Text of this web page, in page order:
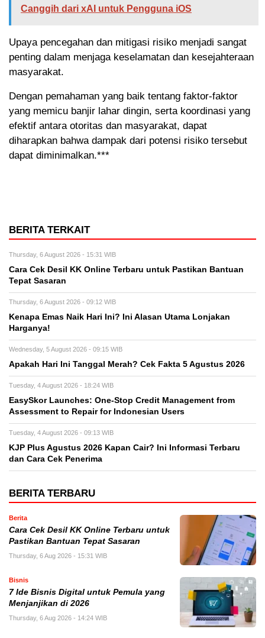
Canggih dari xAI untuk Pengguna iOS
Upaya pencegahan dan mitigasi risiko menjadi sangat
penting dalam menjaga keselamatan dan kesejahteraan
masyarakat.
Dengan pemahaman yang baik tentang faktor-faktor
yang memicu banjir lahar dingin, serta koordinasi yang
efektif antara otoritas dan masyarakat, dapat
diharapkan bahwa dampak dari potensi risiko tersebut
dapat diminimalkan.***
BERITA TERKAIT
Thursday, 6 August 2026 - 15:31 WIB
Cara Cek Desil KK Online Terbaru untuk Pastikan Bantuan
Tepat Sasaran
Thursday, 6 August 2026 - 09:12 WIB
Kenapa Emas Naik Hari Ini? Ini Alasan Utama Lonjakan
Harganya!
Wednesday, 5 August 2026 - 09:15 WIB
Apakah Hari Ini Tanggal Merah? Cek Fakta 5 Agustus 2026
Tuesday, 4 August 2026 - 18:24 WIB
EasySkor Launches: One-Stop Credit Management from
Assessment to Repair for Indonesian Users
Tuesday, 4 August 2026 - 09:13 WIB
KJP Plus Agustus 2026 Kapan Cair? Ini Informasi Terbaru
dan Cara Cek Penerima
BERITA TERBARU
Berita
Cara Cek Desil KK Online Terbaru untuk
Pastikan Bantuan Tepat Sasaran
Thursday, 6 Aug 2026 - 15:31 WIB
Bisnis
7 Ide Bisnis Digital untuk Pemula yang
Menjanjikan di 2026
Thursday, 6 Aug 2026 - 14:24 WIB